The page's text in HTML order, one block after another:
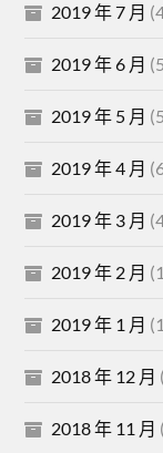
2019 年 7 月
2019 年 6 月
2019 年 5 月
2019 年 4 月
2019 年 3 月
2019 年 2 月
2019 年 1 月
2018 年 12 月
2018 年 11 月